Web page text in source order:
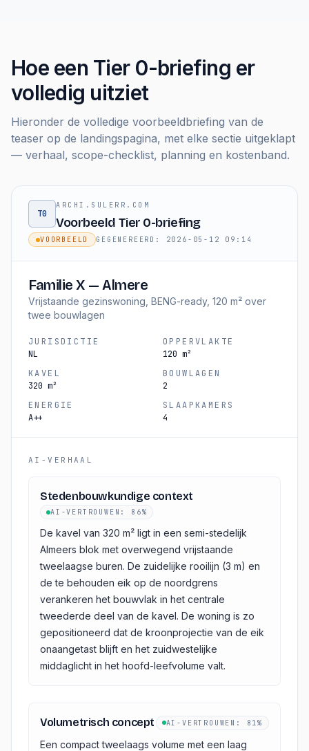
Hoe een Tier 0-briefing er
volledig uitziet
Hieronder de volledige voorbeeldbriefing van de
teaser op de landingspagina, met elke sectie uitgeklapt
— verhaal, scope-checklist, planning en kostenband.
T0
ARCHI.SULERR.COM
Voorbeeld Tier 0-briefing
VOORBEELD GEGENEREERD : 2026-05-12 09:14
Familie X — Almere
Vrijstaande gezinswoning, BENG-ready, 120 m² over
twee bouwlagen
JURISDICTIE
NL
OPPERVLAKTE
120 m²
KAVEL
320 m²
BOUWLAGEN
2
ENERGIE
A++
SLAAPKAMERS
4
AI-VERHAAL
Stedenbouwkundige context
AI-VERTROUWEN : 86%
De kavel van 320 m² ligt in een semi-stedelijk
Almeers blok met overwegend vrijstaande
tweelaagse buren. De zuidelijke rooilijn (3 m) en
de te behouden eik op de noordgrens
verankeren het bouwvlak in het centrale
tweederde deel van de kavel. De woning is zo
gepositioneerd dat de kroonprojectie van de eik
onaangetast blijft en het zuidwestelijke
middaglicht in het hoofd-leefvolume valt.
Volumetrisch concept AI-VERTROUWEN : 81%
Een compact tweelaags volume met een laag